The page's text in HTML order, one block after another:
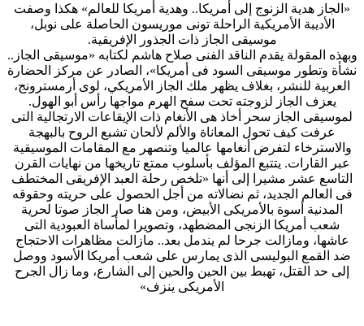
«الجاز هدية الزنوج إلى أمريكا.. وهدية أمريكا للعالم» هكذا وصفت
الأديبة الأمريكية الراحلة تونى موريسون الحاصلة على نوبل،
موسيقى الجاز ذات الجذور الإفريقية.
وبهذه المقولة يقدم الناقد الفنى صلاح هاشم لكتابه «موسيقى الجاز..
نشأة وتطور موسيقى السود فى أمريكا»، الصادر عن مركز الحضارة
العربية للنشر، بغلاف يظهر ملك الجاز الأمريكي، لوى أرمسترونج،
يعزف الجاز لزوجته تحت سفح الهرم مواجها رأس أبو الهول.
لموسيقى الجاز سحر أخاذ هى الأنغام ذات الإيقاعات الارتجالية التى
عرفت كيف تحول المعاناة والألم لألحان تشبع الروح بالبهجة
والاسترخاء لتفرض أنغامها عالميا وتنصهر مع المقامات الموسيقية
عبر القارات. يتتبع المؤلف بأسلوب ممتع تاريخها من نهايات القرن
التاسع عشر مشيرا إلى أنها «تلخص رحلة العبد الإفريقى المختطف
فى العالم الجديد، ثم نضالاته من أجل الحصول على حريته وحقوقه
المدنية أسوة بالأمريكى الأبيض، ومن هنا صار الجاز صوتا لحرية
شعب أمريكا الزنجى المضطهد، وتصويرا لمأساة العبودية التى
عاشها، ومازالت جرحا لم يندمل بعد.. مازالت مظاهرات الاحتجاج
ضد القمع البوليسى الذى يمارس على شعب أمريكا الأسود ووصل
إلى حد القتل، تهبط بين الحين والحين إلى الشارع، وما زال الجرح
الأمريكى ينزف»